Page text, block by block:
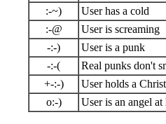
:-~)
User has a cold
:-@
User is screaming
-:-)
User is a punk
-:-(
Real punks don't
+-:-)
User holds a
o:-)
User is an angel at